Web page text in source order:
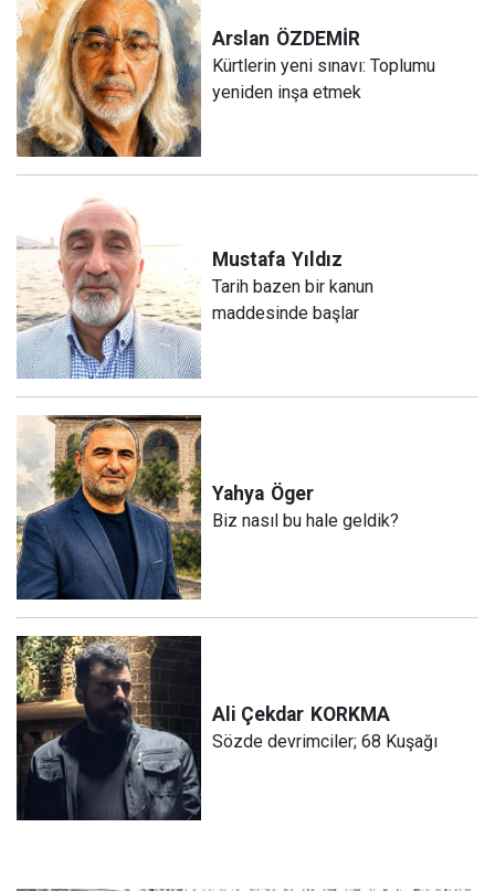
Arslan ÖZDEMİR
Kürtlerin yeni sınavı: Toplumu
yeniden inşa etmek
Mustafa Yıldız
Tarih bazen bir kanun
maddesinde başlar
Yahya Öger
Biz nasıl bu hale geldik?
Ali Çekdar KORKMA
Sözde devrimciler; 68 Kuşağı